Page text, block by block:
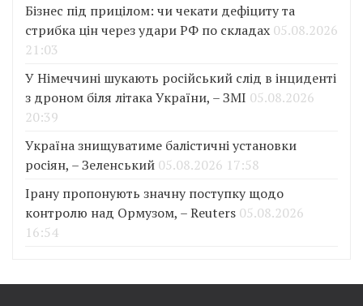
Бізнес під прицілом: чи чекати дефіциту та
стрибка цін через удари РФ по складах 05.08.2026
21:03
У Німеччині шукають російський слід в інциденті
з дроном біля літака України, – ЗМІ 05.08.2026
20:39
Україна знищуватиме балістичні установки
росіян, – Зеленський 05.08.2026 17:58
Ірану пропонують значну поступку щодо
контролю над Ормузом, – Reuters 05.08.2026
16:54